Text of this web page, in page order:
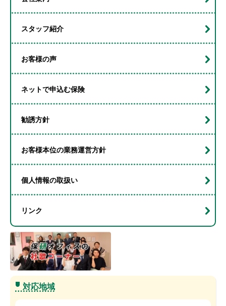
スタッフ紹介
お客様の声
ネットで申込む保険
勧誘方針
お客様本位の業務運営方針
個人情報の取扱い
リンク
対応地域